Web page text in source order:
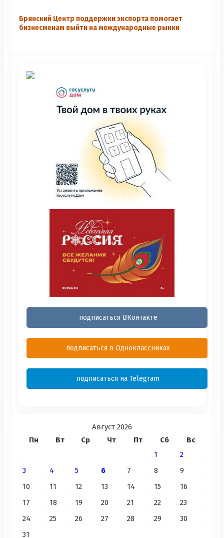
Брянский Центр поддержки экспорта помогает
бизнесменам выйти на международные рынки
подписаться ВКонтакте
подписаться в Одноклассниках
подписаться на Telegram
Август 2026
Пн
Вт Ср Чт Пт Сб
Вс
1
2
3
4 5 6 7 8
9
10
11 12 13 14 15
16
17
18 19 20 21 22
23
24
25 26 27 28 29
30
31